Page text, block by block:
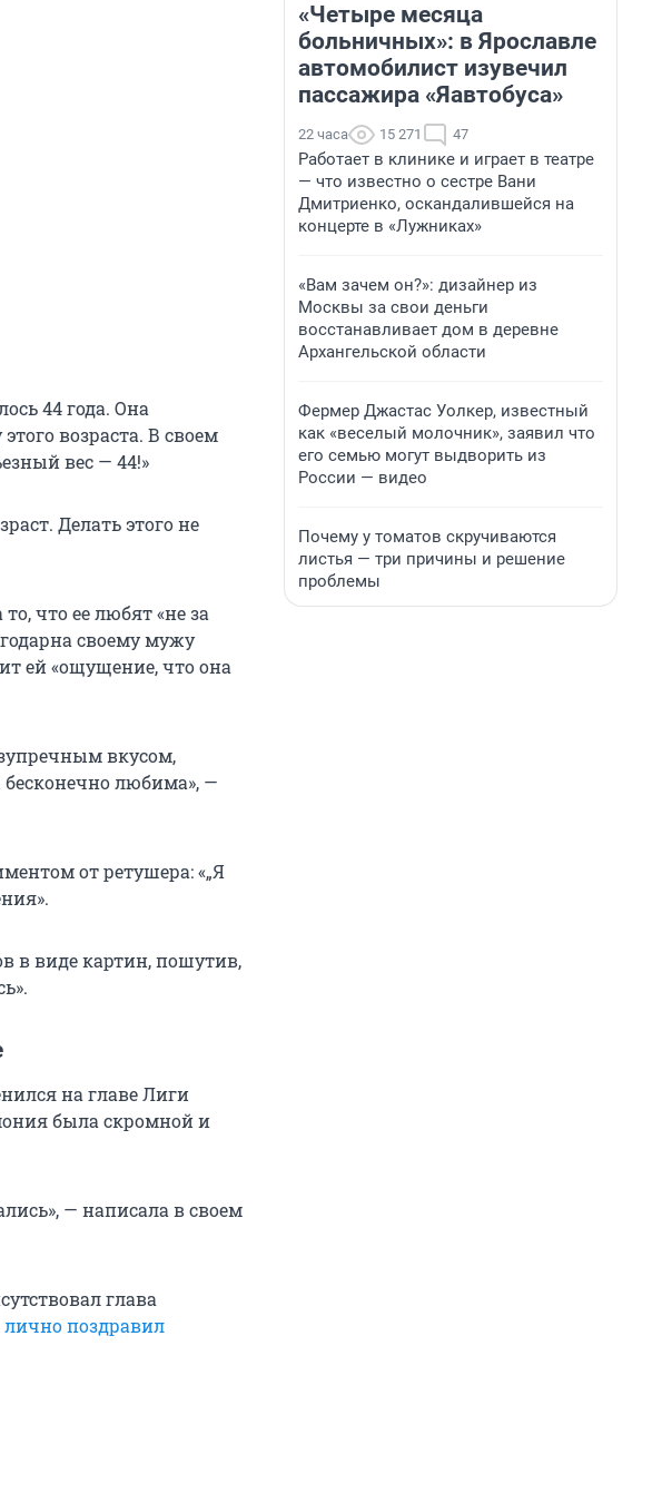
44 года. Она
возраста. В своем
вес — 44!»
Делать этого не
что ее любят «не за
своему мужу
ей «ощущение, что она
вкусом,
любима», —
от ретушера: «„Я
в виде картин, пошутив,
на главе Лиги
была скромной и
— написала в своем
глава
лично поздравил
«Четыре месяца
больничных»: в Ярославле
автомобилист изувечил
пассажира «Яавтобуса»
22 часа 15 271 47
Работает в клинике и играет в театре
— что известно о сестре Вани
Дмитриенко, оскандалившейся на
концерте в «Лужниках»
«Вам зачем он?»: дизайнер из
Москвы за свои деньги
восстанавливает дом в деревне
Архангельской области
Фермер Джастас Уолкер, известный
как «веселый молочник», заявил что
его семью могут выдворить из
России — видео
Почему у томатов скручиваются
листья — три причины и решение
проблемы